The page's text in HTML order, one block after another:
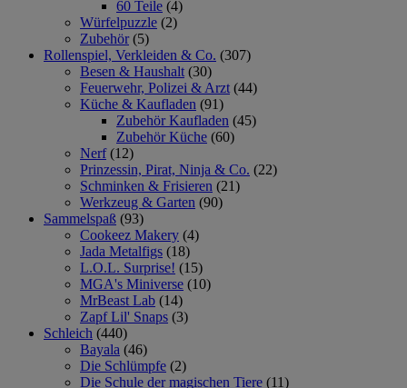
60 Teile (4)
Würfelpuzzle (2)
Zubehör (5)
Rollenspiel, Verkleiden & Co. (307)
Besen & Haushalt (30)
Feuerwehr, Polizei & Arzt (44)
Küche & Kaufladen (91)
Zubehör Kaufladen (45)
Zubehör Küche (60)
Nerf (12)
Prinzessin, Pirat, Ninja & Co. (22)
Schminken & Frisieren (21)
Werkzeug & Garten (90)
Sammelspaß (93)
Cookeez Makery (4)
Jada Metalfigs (18)
L.O.L. Surprise! (15)
MGA's Miniverse (10)
MrBeast Lab (14)
Zapf Lil' Snaps (3)
Schleich (440)
Bayala (46)
Die Schlümpfe (2)
Die Schule der magischen Tiere (11)